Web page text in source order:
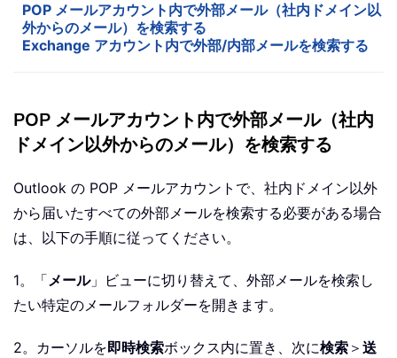
POP メールアカウント内で外部メール（社内ドメイン以
外からのメール）を検索する
Exchange アカウント内で外部/内部メールを検索する
POP メールアカウント内で外部メール（社内
ドメイン以外からのメール）を検索する
Outlook の POP メールアカウントで、社内ドメイン以外
から届いたすべての外部メールを検索する必要がある場合
は、以下の手順に従ってください。
1。「メール」ビューに切り替えて、外部メールを検索し
たい特定のメールフォルダーを開きます。
2。カーソルを即時検索ボックス内に置き、次に検索 ＞ 送